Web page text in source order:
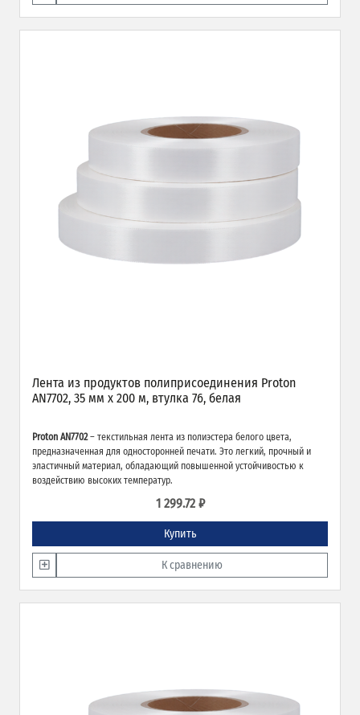
Лента из продуктов полиприсоединения Proton
AN7702, 35 мм х 200 м, втулка 76, белая
Proton AN7702– текстильная лента из полиэстера белого цвета,
предназначенная для односторонней печати. Это легкий, прочный и
эластичный материал, обладающий повышенной устойчивостью к
воздействию высоких температур.
1 299.72 ₽
Купить
К сравнению